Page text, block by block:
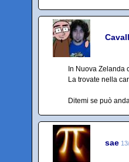
In Nuova Zelanda
La trovate nella
Ditemi se può
sae